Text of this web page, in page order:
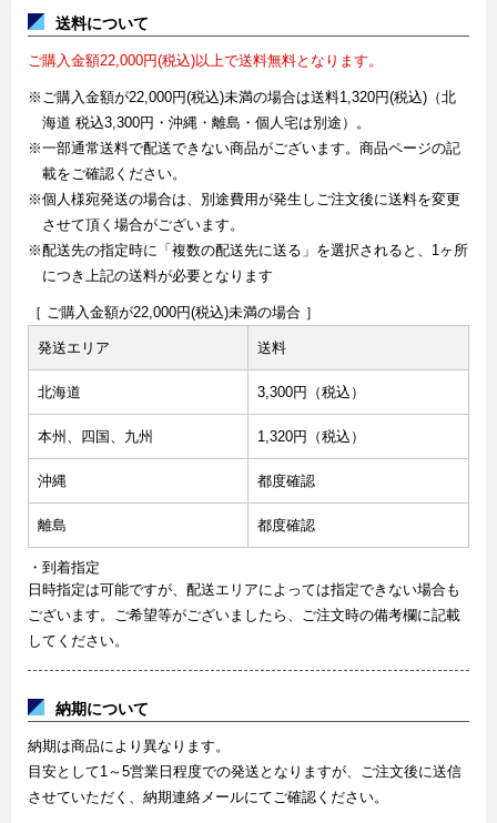
送料について
ご購入金額22,000円(税込)以上で送料無料となります。
※ご購入金額が22,000円(税込)未満の場合は送料1,320円(税込)（北
海道 税込3,300円・沖縄・離島・個人宅は別途）。
※一部通常送料で配送できない商品がございます。商品ページの記
載をご確認ください。
※個人様宛発送の場合は、別途費用が発生しご注文後に送料を変更
させて頂く場合がございます。
※配送先の指定時に「複数の配送先に送る」を選択されると、1ヶ所
につき上記の送料が必要となります
［ ご購入金額が22,000円(税込)未満の場合 ］
発送エリア 送料
北海道 3,300円（税込）
本州、四国、九州 1,320円（税込）
沖縄 都度確認
離島 都度確認
・到着指定
日時指定は可能ですが、配送エリアによっては指定できない場合も
ございます。ご希望等がございましたら、ご注文時の備考欄に記載
してください。
納期について
納期は商品により異なります。
目安として1～5営業日程度での発送となりますが、ご注文後に送信
させていただく、納期連絡メールにてご確認ください。